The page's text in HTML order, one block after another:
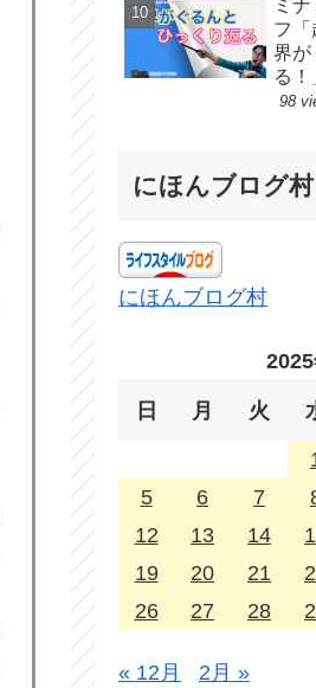
ミ
フ
界が
る！
98
にほんブログ村
にほんブログ村
2025
日 月 火
5
6 7
12
13 14
19
20 21
26
27 28
« 12月 2月 »